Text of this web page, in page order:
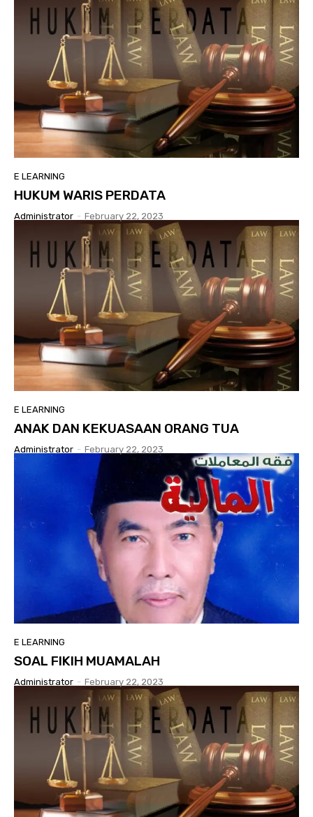
E LEARNING
HUKUM WARIS PERDATA
Administrator - February 22, 2023
E LEARNING
ANAK DAN KEKUASAAN ORANG TUA
Administrator - February 22, 2023
E LEARNING
SOAL FIKIH MUAMALAH
Administrator - February 22, 2023